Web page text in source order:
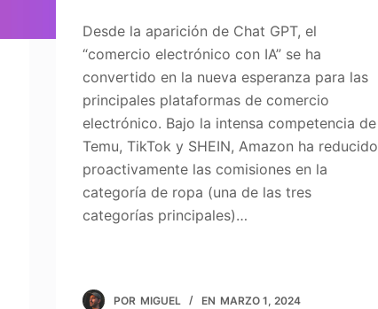
Desde la aparición de Chat GPT, el
“comercio electrónico con IA” se ha
convertido en la nueva esperanza para las
principales plataformas de comercio
electrónico. Bajo la intensa competencia de
Temu, TikTok y SHEIN, Amazon ha reducido
proactivamente las comisiones en la
categoría de ropa (una de las tres
categorías principales)…
POR MIGUEL EN MARZO 1, 2024